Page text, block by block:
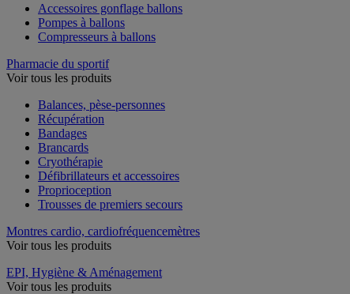
Accessoires gonflage ballons
Pompes à ballons
Compresseurs à ballons
Pharmacie du sportif
Voir tous les produits
Balances, pèse-personnes
Récupération
Bandages
Brancards
Cryothérapie
Défibrillateurs et accessoires
Proprioception
Trousses de premiers secours
Montres cardio, cardiofréquencemètres
Voir tous les produits
EPI, Hygiène & Aménagement
Voir tous les produits